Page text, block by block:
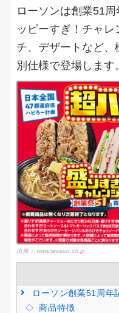
ローソンは創業51
ッピーすぎ！チャ
チ、デザートなど
別仕様で登場します。
出典： www.lawson.co.jp
ローソン創業51周年
商品特徴